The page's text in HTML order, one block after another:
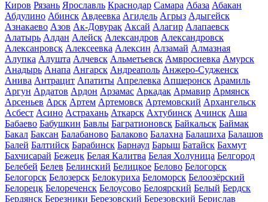
Киров Рязань Ярославль Краснодар Самара Абаза Абакан
Абдулино Абинск Авдеевка Агидель Агрыз Адыгейск
Азнакаево Азов Ак-Довурак Аксай Алагир Алапаевск
Алатырь Алдан Алейск Александров Александровск
Алексанровск Алексеевка Алексин Алзамай Алмазная
Алупка Алушта Алчевск Альметьевск Амвросиевка Амурск
Анадырь Анапа Ангарск Андреаполь Анжеро-Судженск
Анива Антрацит Апатиты Апрелевка Апшеронск Арамиль
Аргун Ардатов Ардон Арзамас Аркадак Армавир Армянск
Арсеньев Арск Артем Артемовск Артемовский Архангельск
Асбест Асино Астрахань Аткарск Ахтубинск Ачинск Аша
Бабаево Бабушкин Бавлы Багратионовск Байкальск Баймак
Бакал Баксан Балабаново Балаково Балахна Балашиха Балашов
Балей Балтийск Барабинск Барнаул Барыш Батайск Бахмут
Бахчисарай Бежецк Белая Калитва Белая Холуница Белгород
Белебей Белев Белинский Белицкое Белово Белогорск
Белогорск Белозерск Белокуриха Беломорск Белоозёрский
Белорецк Белореченск Белоусово Белоярский Белый Бердск
Бердянск Березники Березовский Березовский Берислав